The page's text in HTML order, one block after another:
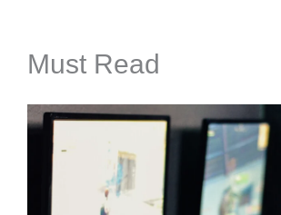
Must Read